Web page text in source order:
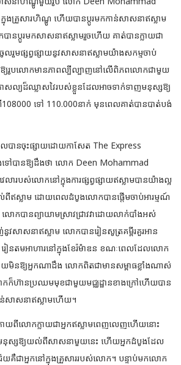
នុងគ្រួសារហិណ្ឌូ ហើយបានប្តូរមកកាន់សាសនាឥស្លាម
ានប្តូរមកសាសនាឥស្លាមរួចហើយ គាត់បានក្លាយជា
មផ្សព្វផ្សាយនូវសាសនាឥស្លាមយ៉ាងសកម្មចាប់
ឱ្យរូបលោកមានភាពល្បីល្បាញនៅលើពិភពលោកជាមួយ
សល្យដ៏ឈ្លាសវៃរបស់ខ្លួនដែលអាចទាក់ទាញមនុស្សឱ្យ
108000 ទៅ 110.000នាក់ មុនពេលគាត់បានបាត់បង់
លបានចុះផ្សាយដោយកាសែត The Express
ៅបានឱ្យដឹងថា លោក Deen Mohammad
ារបស់លោកនៅក្នុងការផ្សព្វផ្សាយឥស្លាមបានយ៉ាងល្អ
ពីឥស្លាម ដោយពេលដំបូងលោកបានផ្តើមចាប់អារម្មណ៍
កបានព្យាយាមស្រាវជ្រាវវាដោយលាក់បាំងអស់
វសាសនាឥស្លាម លោកបានរៀនសូត្រគម្ពីរគួរអាន
រៀនតមអាហារនៅក្នុងខែរ៉ម៉ាឌន ខណៈពេលដែលលោក
ោយមិនឱ្យអ្នកណាដឹង លោកពិតជាមានសម្ពាធខ្លាំងណាស់
ក៏ហ៊ានប្រឈមមុខជាមួយមជ្ឈដ្ឋានខាងក្រៅហើយបាន
ន់សាសនាឥស្លាមហើយ។
ោយពីលោកក្លាយជាអ្នកឥស្លាមពេញលេញហើយនោះ
មនុស្សឱ្យយល់ពីសាសនាមួយនេះ ហើយអ្នកដំបូងដែល
គឺជាអ្នកនៅក្នុងគ្រួសាររបស់លោក។ បន្ទាប់មកលោក